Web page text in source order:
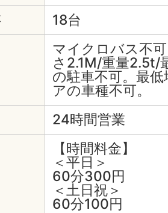
18台
マイクロバス不
さ2.1M/重量2.5t/
の駐車不可。最
アの車種不可。
24時間営業
【時間料金】
＜平日＞
60分300円
＜土日祝＞
60分100円